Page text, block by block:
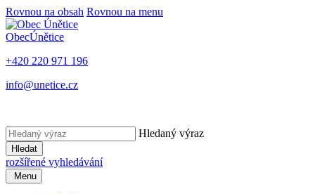
Rovnou na obsah Rovnou na menu
ObecÚnětice
+420 220 971 196
info@unetice.cz
Hledaný výraz
Hledat
rozšířené vyhledávání
Menu